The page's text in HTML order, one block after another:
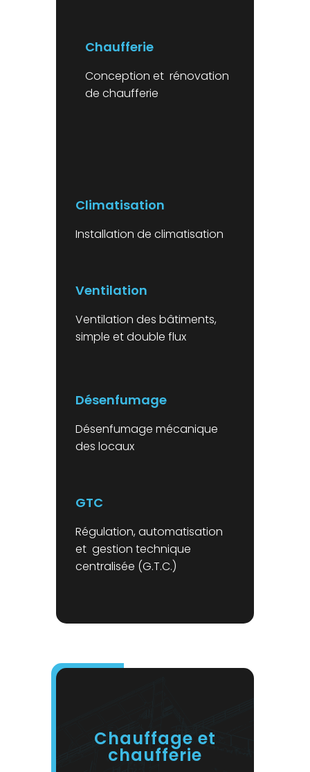
Chaufferie
Conception et rénovation
de chaufferie
Climatisation
Installation de climatisation
Ventilation
Ventilation des bâtiments,
simple et double flux
Désenfumage
Désenfumage mécanique
des locaux
GTC
Régulation, automatisation
et gestion technique
centralisée (G.T.C.)
Chauffage et
chaufferie